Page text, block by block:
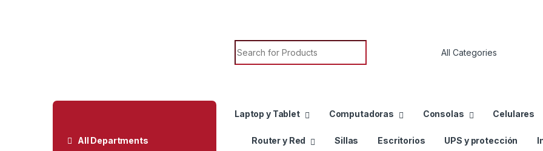
Search for:
All Departments
Laptop y Tablet Computadoras Consolas Celulares
Router y Red Sillas Escritorios UPS y protección